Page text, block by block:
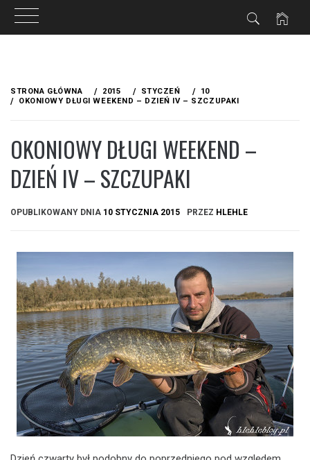
treści
STRONA GŁÓWNA 2015 STYCZEŃ
10
OKONIOWY DŁUGI WEEKEND – DZIEŃ IV – SZCZUPAKI
OKONIOWY DŁUGI WEEKEND –
DZIEŃ IV – SZCZUPAKI
OPUBLIKOWANY DNIA 10 STYCZNIA 2015 PRZEZ HLEHLE